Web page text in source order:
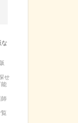
な
せ
能